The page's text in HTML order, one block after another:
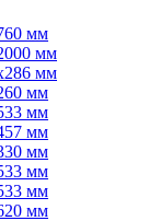
мм
мм
мм
мм
мм
мм
мм
мм
мм
мм